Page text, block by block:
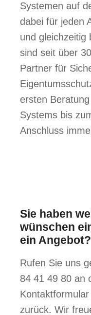
Systemen auf
dabei für jeden
und gleichzeitig
sind seit über
Partner für
ersten
Systems bis
Anschluss
Sie haben
wünschen
ein Angebot?
Rufen Sie uns
84 41 49 80 an
zurück. Wir